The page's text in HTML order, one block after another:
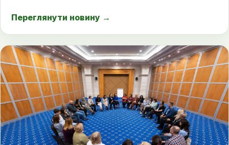
Переглянути новину →